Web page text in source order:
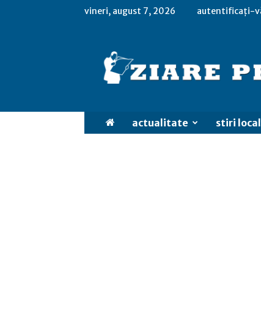
vineri, august 7, 2026 autentificați-
actualitate stiri